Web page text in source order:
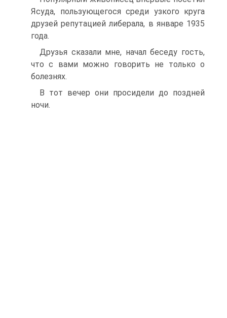
Ясуда, пользующегося среди узкого круга
друзей репутацией либерала, в январе 1935
года.
Друзья сказали мне, начал беседу гость,
что с вами можно говорить не только о
болезнях.
В тот вечер они просидели до поздней
ночи.